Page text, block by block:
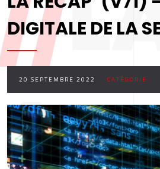
DIGITALE DE LA
20 SEPTEMBRE 2022 CATÉGORIE :